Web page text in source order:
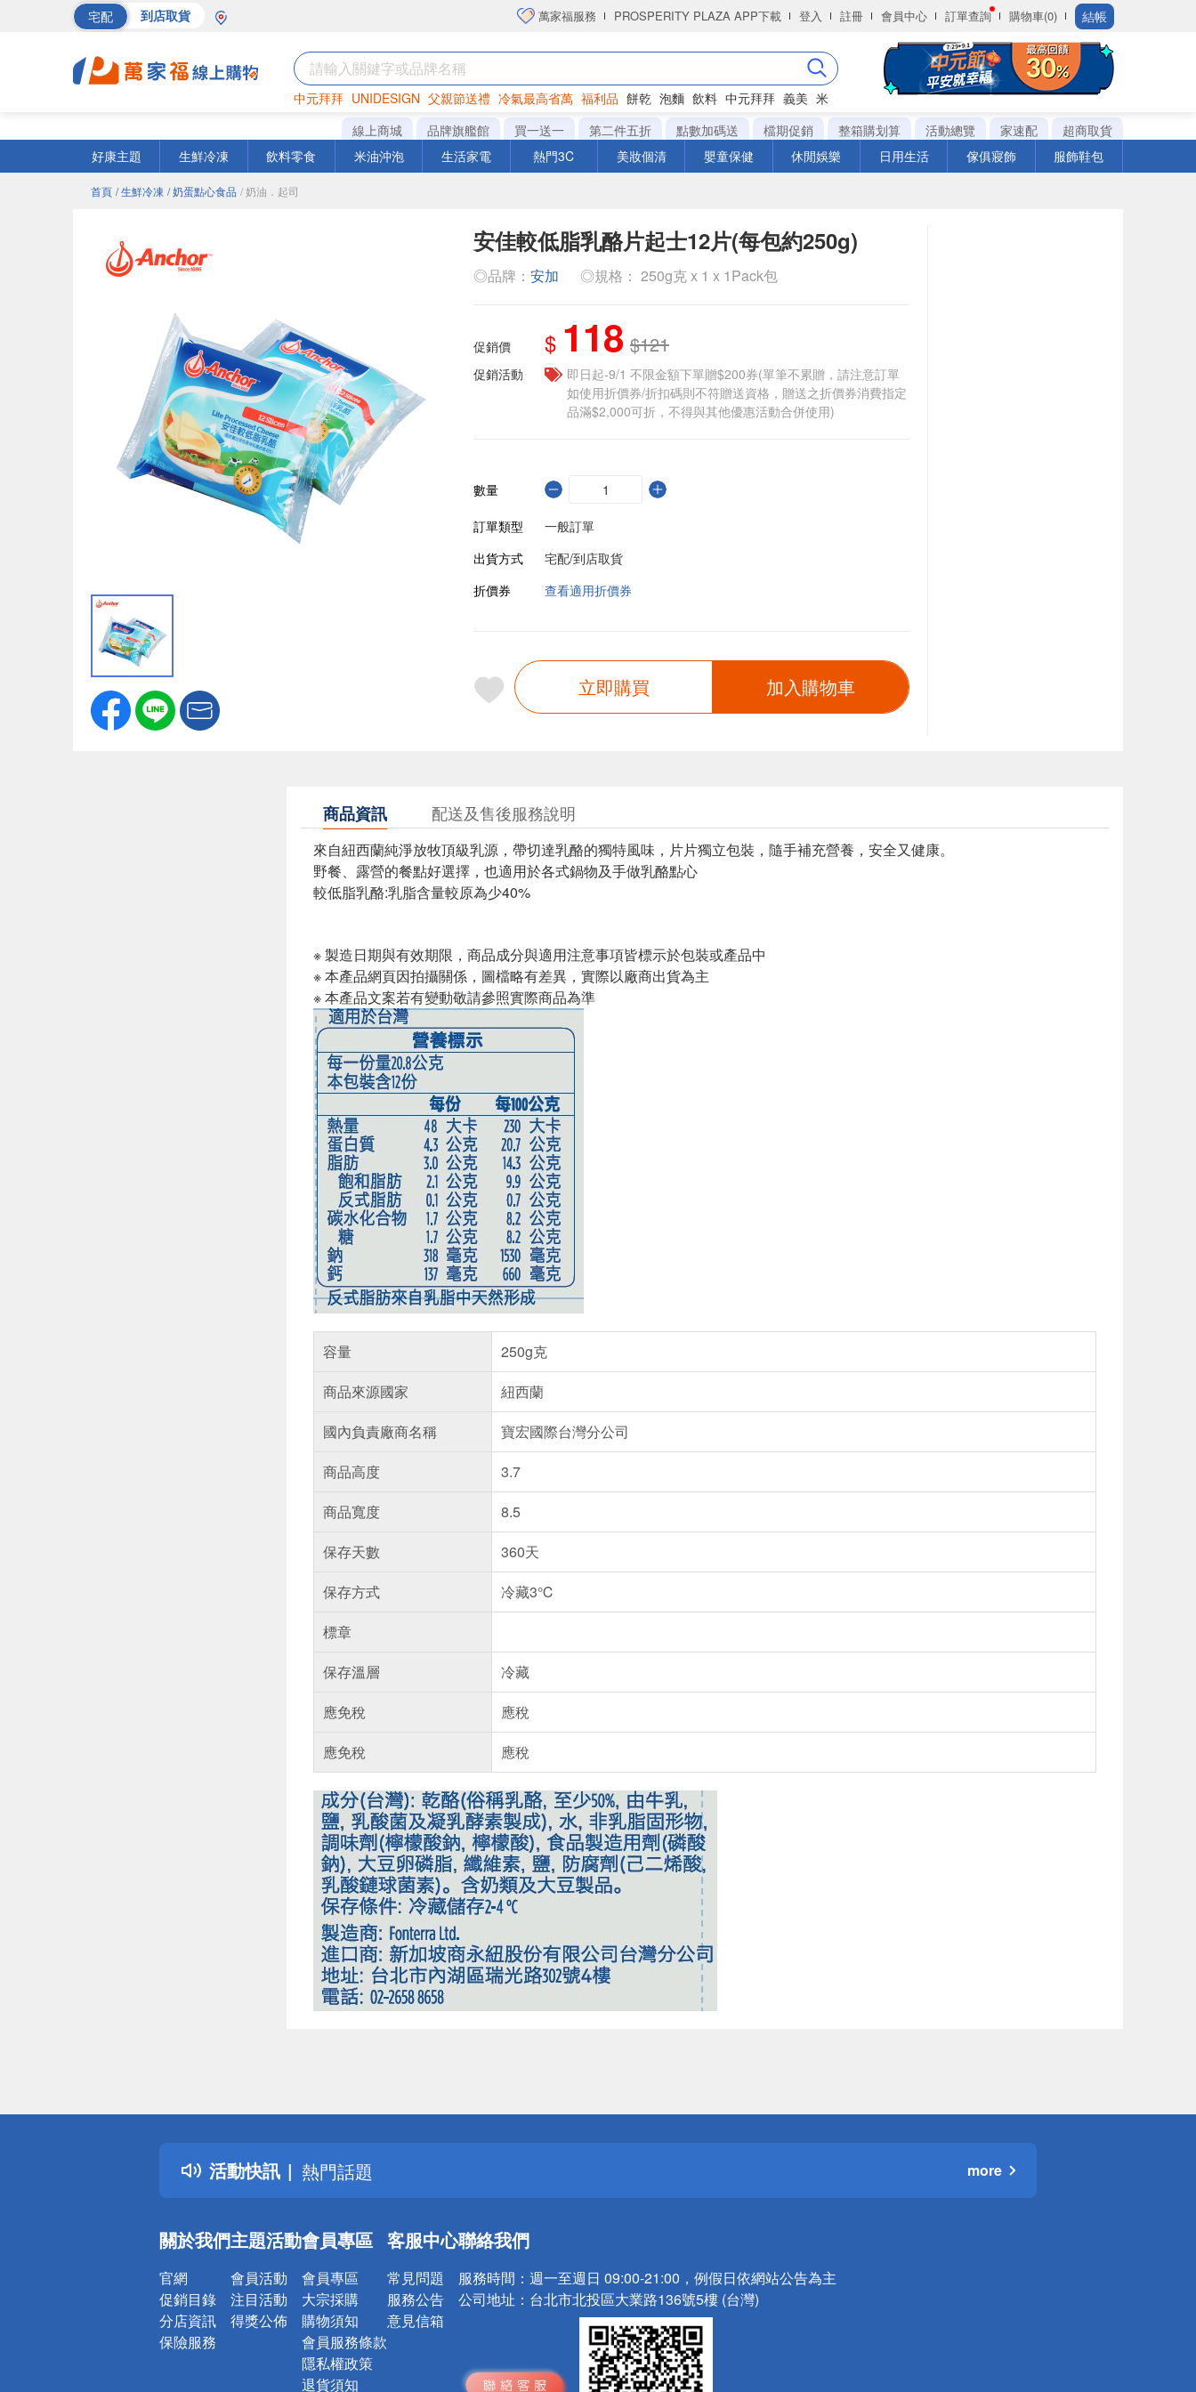
宅配 到店取貨 萬家福服務 PROSPERITY PLAZA APP下載 登入 註冊 會員中心 訂單查詢 購物車(0) 結帳
中元拜拜 UNIDESIGN 父親節送禮 冷氣最高省萬 福利品 餅乾 泡麵 飲料 中元拜拜 義美 米
巧克力 罐頭 衛生紙
線上商城 品牌旗艦館 買一送一 第二件五折 點數加碼送 檔期促銷 整箱購划算 活動總覽 家速配
超商取貨
好康主題
生鮮冷凍 飲料零食 米油沖泡 生活家電 熱門3C 美妝個清 嬰童保健 休閒娛樂 日用生活 傢俱寢飾 服飾鞋包
首頁 / 生鮮冷凍 / 奶蛋點心食品 / 奶油．起司
安佳較低脂乳酪片起士12片(每包約250g)
◎品牌： 安加 ◎規格： 250g克 x 1 x 1Pack包
促銷價 $ 118 $121
促銷活動
即日起-9/1 不限金額下單贈$200券(單筆不累贈，請注意訂單
如使用折價券/折扣碼則不符贈送資格，贈送之折價券消費指定
品滿$2,000可折，不得與其他優惠活動合併使用)
數量
訂單類型
一般訂單
出貨方式
宅配/到店取貨
折價券
查看適用折價券
立即購買 加入購物車
商品資訊 配送及售後服務說明
來自紐西蘭純淨放牧頂級乳源，帶切達乳酪的獨特風味，片片獨立包裝，隨手補充營養，安全又健康。
野餐、露營的餐點好選擇，也適用於各式鍋物及手做乳酪點心
較低脂乳酪:乳脂含量較原為少40%
※ 製造日期與有效期限，商品成分與適用注意事項皆標示於包裝或產品中
※ 本產品網頁因拍攝關係，圖檔略有差異，實際以廠商出貨為主
※ 本產品文案若有變動敬請參照實際商品為準
容量
250g克
商品來源國家
紐西蘭
國內負責廠商名稱
寶宏國際台灣分公司
商品高度
3.7
商品寬度
8.5
保存天數
360天
保存方式
冷藏3℃
標章
保存溫層
冷藏
應免稅
應稅
應免稅
應稅
活動快訊
詐騙網頁！請小心！
得獎公告
熱門話題
銀行優惠
詐騙網頁！請小心！
more
關於我們
官網
促銷目錄
分店資訊
保險服務
主題活動
會員活動
注目活動
得獎公佈
會員專區
會員專區
大宗採購
購物須知
會員服務條款
隱私權政策
退貨須知
客服中心
常見問題
服務公告
意見信箱
聯絡我們
服務時間： 週一至週日 09:00-21:00，例假日依網站公告為主
公司地址： 台北市北投區大業路136號5樓 (台灣)